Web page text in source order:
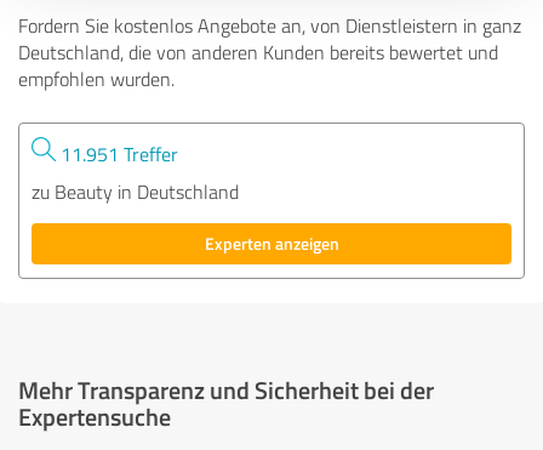
Fordern Sie kostenlos Angebote an, von Dienstleistern in ganz
Deutschland, die von anderen Kunden bereits bewertet und
empfohlen wurden.
11.951 Treffer
zu Beauty in Deutschland
Experten anzeigen
Mehr Transparenz und Sicherheit bei der
Expertensuche